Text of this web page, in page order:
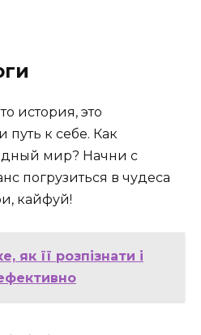
история, это
путь к себе. Как
мир? Начни с
погрузиться в чудеса
кайфуй!
як її розпізнати і